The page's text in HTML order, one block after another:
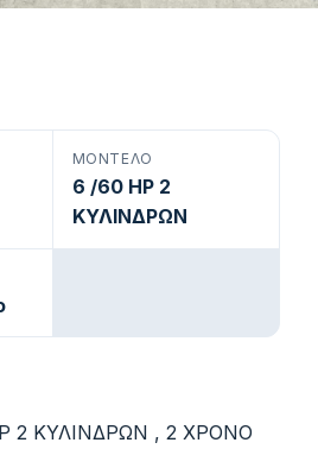
ΜΟΝΤΈΛΟ
6 /60 HP 2
ΚΥΛΙΝΔΡΩΝ
2 ΚΥΛΙΝΔΡΩΝ , 2 ΧΡΟΝΟ